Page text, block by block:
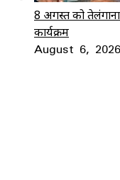
8 अगस्त को
कार्यक्रम
August 6, 2026